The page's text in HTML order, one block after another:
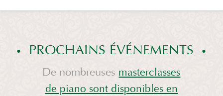
PROCHAINS ÉVÉNEMENTS
De nombreuses masterclasses
de piano sont disponibles en